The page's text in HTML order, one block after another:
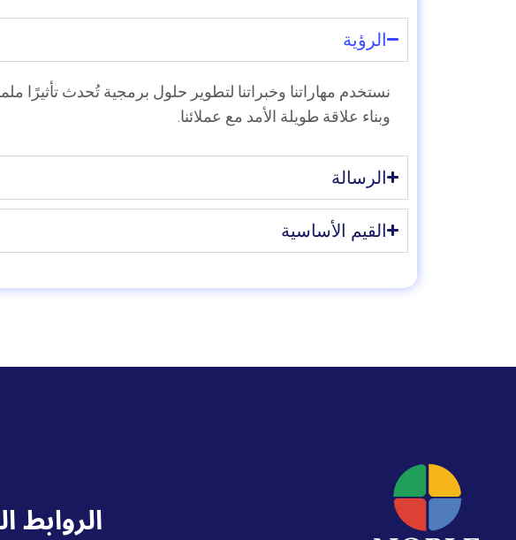
الرؤية
نستخدم مهاراتنا وخبراتنا لتطوير حلول برمجية تُحدث تأثيرًا
وبناء علاقة طويلة الأمد مع عملائنا.
الرسالة
القيم الأساسية
الروابط